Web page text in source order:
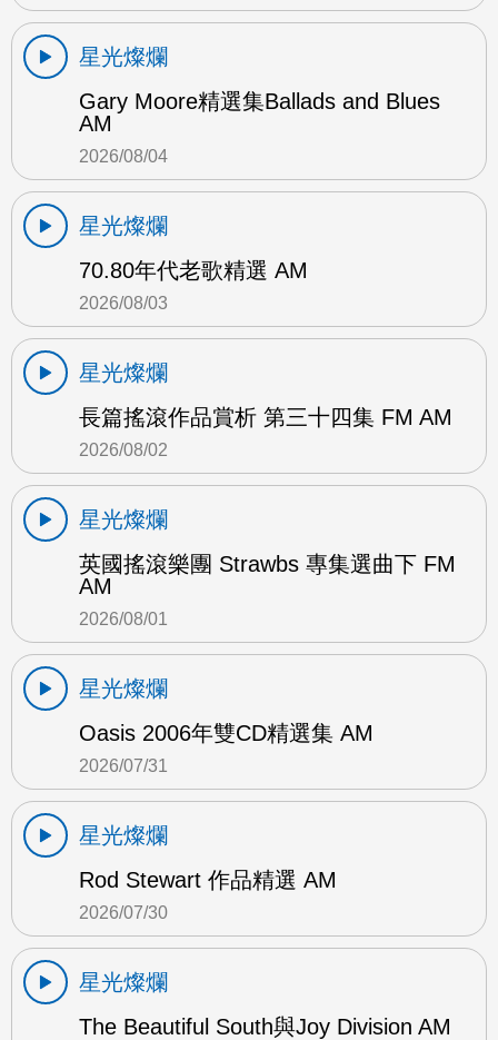
星光燦爛
Gary Moore精選集Ballads and Blues
AM
2026/08/04
星光燦爛
70.80年代老歌精選 AM
2026/08/03
星光燦爛
長篇搖滾作品賞析 第三十四集 FM AM
2026/08/02
星光燦爛
英國搖滾樂團 Strawbs 專集選曲下 FM
AM
2026/08/01
星光燦爛
Oasis 2006年雙CD精選集 AM
2026/07/31
星光燦爛
Rod Stewart 作品精選 AM
2026/07/30
星光燦爛
The Beautiful South與Joy Division AM